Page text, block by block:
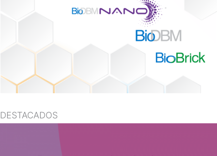
DESTACADOS